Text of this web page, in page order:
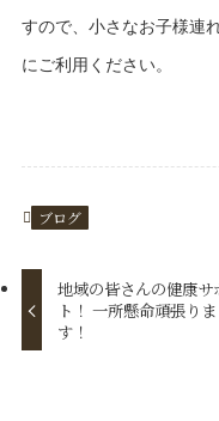
すので、小さなお子様連
にご利用ください。
ブログ
地域の皆さんの健康サ
ト！ 一所懸命頑張りま
す！